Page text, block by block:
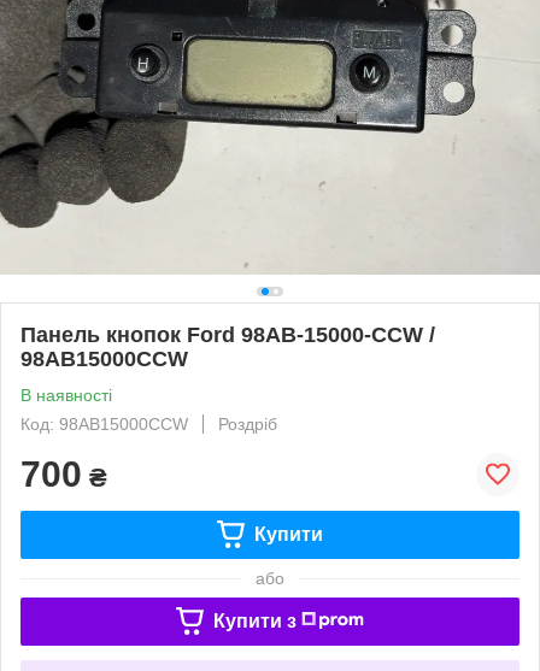
Панель кнопок Ford 98AB-15000-CCW /
98AB15000CCW
В наявності
Код: 98AB15000CCW
Роздріб
700 ₴
Купити
або
Купити з